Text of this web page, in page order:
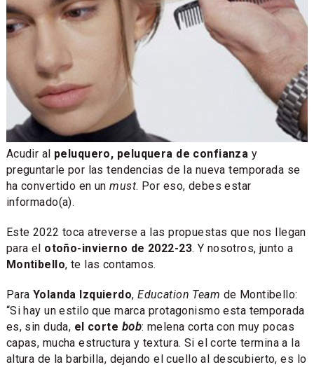
Acudir al peluquero, peluquera de confianza y
preguntarle por las tendencias de la nueva temporada se
ha convertido en unmust. Por eso, debes estar
informado(a).
Este 2022 toca atreverse a las propuestas que nos llegan
para el otoño-invierno de 2022-23. Y nosotros, junto a
Montibello, te las contamos.
Para Yolanda Izquierdo,Education Team de Montibello:
“Si hay un estilo que marca protagonismo esta temporada
es, sin duda, el corte bob: melena corta con muy pocas
capas, mucha estructura y textura. Si el corte termina a la
altura de la barbilla, dejando el cuello al descubierto, es lo